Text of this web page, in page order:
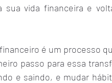
vida financeira e
é um processo
passo para essa
e saindo, e mudar